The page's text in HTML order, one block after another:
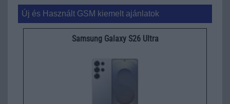
Új és Használt GSM kiemelt ajánlatok
Samsung Galaxy S26 Ultra